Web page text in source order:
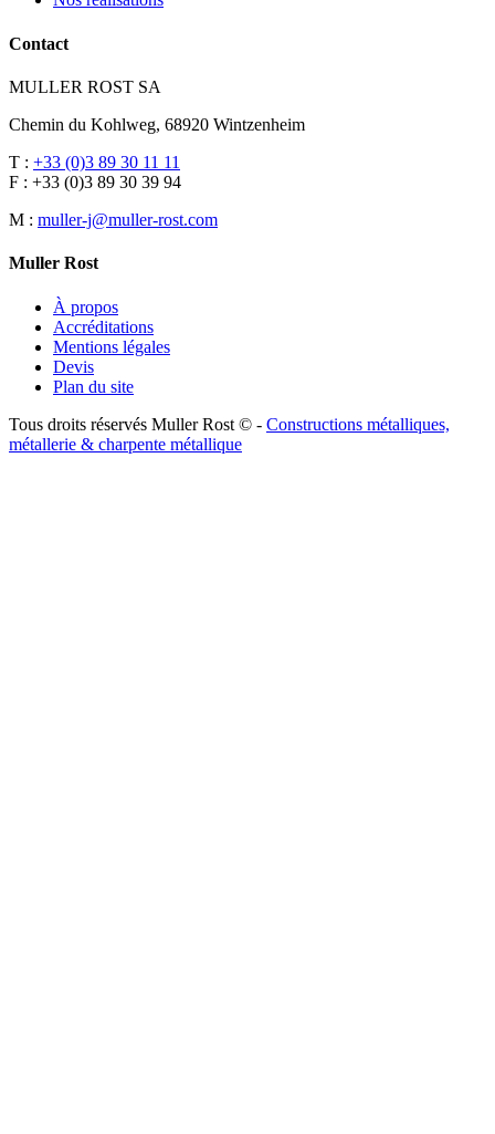
Contact
MULLER ROST SA
Chemin du Kohlweg, 68920 Wintzenheim
T : +33 (0)3 89 30 11 11
F : +33 (0)3 89 30 39 94
M : muller-j@muller-rost.com
Muller Rost
À propos
Accréditations
Mentions légales
Devis
Plan du site
Tous droits réservés Muller Rost © - Constructions métalliques,
métallerie & charpente métallique